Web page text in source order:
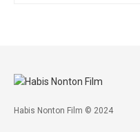
Habis Nonton Film © 2024